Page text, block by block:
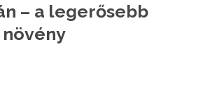
– a legerősebb